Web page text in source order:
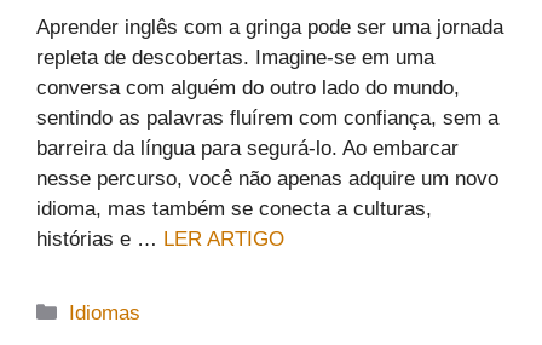
Aprender inglês com a gringa pode ser uma jornada
repleta de descobertas. Imagine-se em uma
conversa com alguém do outro lado do mundo,
sentindo as palavras fluírem com confiança, sem a
barreira da língua para segurá-lo. Ao embarcar
nesse percurso, você não apenas adquire um novo
idioma, mas também se conecta a culturas,
histórias e … LER ARTIGO
Categorias
Idiomas